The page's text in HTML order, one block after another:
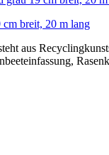
cm breit, 20 m lang
aus